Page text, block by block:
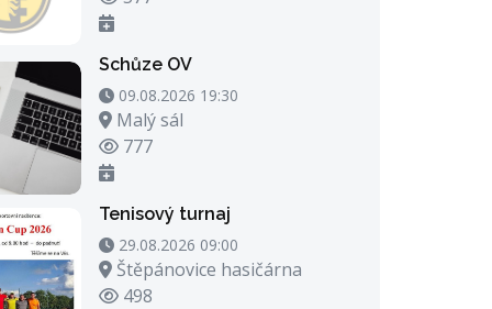
Schůze OV
09.08.2026 19:30 - 09.08.2026 20:30
09.08.2026 19:30
Místo konání
Malý sál
Počet zhlédnutí
777
Tenisový turnaj
29.08.2026 09:00 - 29.08.2026 23:00
29.08.2026 09:00
Místo konání
Štěpánovice hasičárna
Počet zhlédnutí
498